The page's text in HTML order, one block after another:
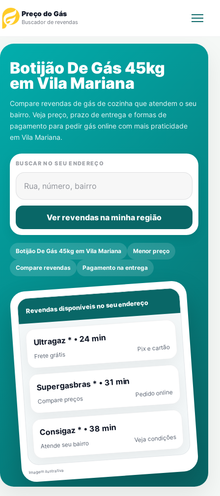
Preço do Gás
Buscador de revendas
Revendedor
Notícias
Cadastre-se
Gás
Contatos
Botijão De Gás 45kg
em Vila Mariana
Compare revendas de gás de cozinha que atendem o seu
bairro. Veja preço, prazo de entrega e formas de
pagamento para pedir gás online com mais praticidade
em Vila Mariana.
BUSCAR NO SEU ENDEREÇO
Rua, número, bairro
Ver revendas na minha região
Botijão De Gás 45kg em Vila Mariana Menor preço
Compare revendas Pagamento na entrega
Revendas disponíveis no seu endereço
Ultragaz * • 24 min
Frete grátis
Pix e cartão
Supergasbras * • 31 min
Compare preços
Pedido online
Consigaz * • 38 min
Atende seu bairro
Veja condições
Imagem ilustrativa